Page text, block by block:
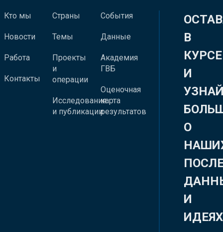
Кто мы
Новости
Работа
Контакты
Страны
Темы
Проекты
и
операции
Исследования
и публикации
События
Данные
Академия
ГВБ
Оценочная
карта
результатов
В
КУРСЕ
И
О
И
ИДЕЯХ